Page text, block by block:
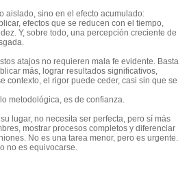
aislado, sino en el efecto acumulado:
efectos que se reducen con el tiempo,
Y, sobre todo, una percepción creciente de
atajos no requieren mala fe evidente. Basta
más, lograr resultados significativos,
contexto, el rigor puede ceder, casi sin que se
metodológica, es de confianza.
lugar, no necesita ser perfecta, pero sí más
mostrar procesos completos y diferenciar
No es una tarea menor, pero es urgente.
no es equivocarse.